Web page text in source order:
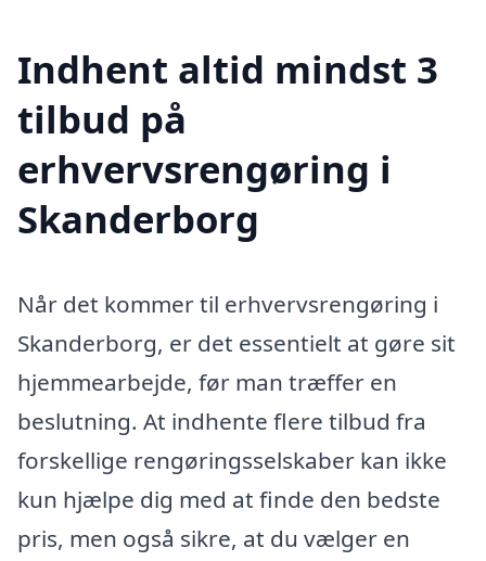
Indhent altid mindst 3
tilbud på
erhvervsrengøring i
Skanderborg
Når det kommer til erhvervsrengøring i
Skanderborg, er det essentielt at gøre sit
hjemmearbejde, før man træffer en
beslutning. At indhente flere tilbud fra
forskellige rengøringsselskaber kan ikke
kun hjælpe dig med at finde den bedste
pris, men også sikre, at du vælger en